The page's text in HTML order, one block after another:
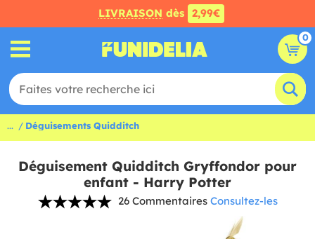
LIVRAISON dès 2,99€
0
... Déguisements Quidditch
Déguisement Quidditch Gryffondor pour
enfant - Harry Potter
26 Commentaires Consultez-les